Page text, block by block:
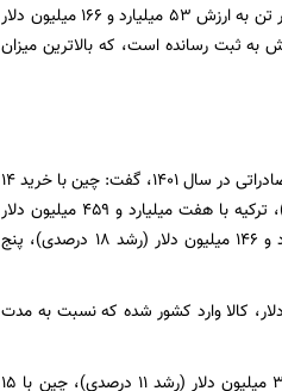
به نقل از ایرنا، وی افزود: از این میزان صادرات غیرنفتی، ۱۲۲ میلیون و ۵۶ هزار تن به ارزش ۵۳ میلیارد و ۱۶۶ میلیون دلار
از لحاظ ارزش به ثبت رسانده است، که بالاترین میزان
سخنگوی کمیسیون روابط بین‌الملل و توسعه تجارت خانه صمت در خصوص پنج کشور اول مقاصد صادراتی در سال ۱۴۰۱، گفت: چین با خرید ۱۴
میلیارد و ۵۸۴ میلیون دلار (بدون تغییر)، عراق با ۱۰ میلیارد و ۲۳۸ میلیون دلار (رشد ۱۵ درصدی)، ترکیه با هفت میلیارد و ۴۵۹ میلیون دلار
(رشد۲۳ درصدی)، امارات با پنج میلیارد و ۷۶۷ میلیون دلار (رشد ۲۸ درصدی) و هند با دو میلیارد و ۱۴۶ میلیون دلار (رشد ۱۸ درصدی)، پنج
بیش از ۳۷ میلیون و ۱۸۰ هزار تن به ارزش ۵۹ میلیارد و ۶۵۵ میلیون دلار، کالا وارد کشور شده که نسبت به مدت
لطیفی در خصوص پنج کشور اول فروشنده کالا به ایران، گفت: امارات با فروش ۱۸ میلیارد و ۳۹۵ میلیون دلار (رشد ۱۱ درصدی)، چین با ۱۵